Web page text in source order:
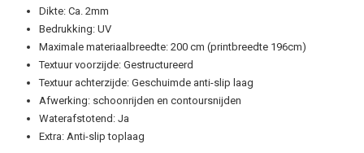
Dikte: Ca. 2mm
Bedrukking: UV
Maximale materiaalbreedte: 200 cm (printbreedte 196cm)
Textuur voorzijde: Gestructureerd
Textuur achterzijde: Geschuimde anti-slip laag
Afwerking: schoonrijden en contoursnijden
Waterafstotend: Ja
Extra: Anti-slip toplaag